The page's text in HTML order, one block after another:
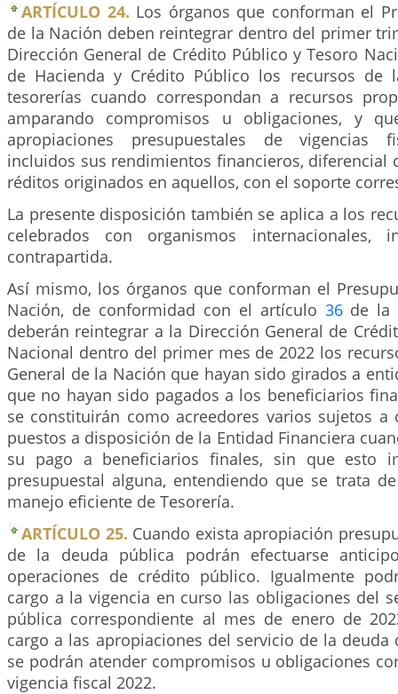
ARTÍCULO 24. Los órganos que conforman el
de la Nación deben reintegrar dentro del primer
Dirección General de Crédito Público y Tesoro
de Hacienda y Crédito Público los recursos de
tesorerías cuando correspondan a recursos
amparando compromisos u obligaciones, y
apropiaciones presupuestales de vigencias
incluidos sus rendimientos financieros, diferencial
réditos originados en aquellos, con el soporte
La presente disposición también se aplica a los
celebrados con organismos internacionales,
contrapartida.
Así mismo, los órganos que conforman el
Nación, de conformidad con el artículo 36de la
deberán reintegrar a la Dirección General de
Nacional dentro del primer mes de 2022 los
General de la Nación que hayan sido girados a
que no hayan sido pagados a los beneficiarios
se constituirán como acreedores varios sujetos a
puestos a disposición de la Entidad Financiera
su pago a beneficiarios finales, sin que esto
presupuestal alguna, entendiendo que se trata
manejo eficiente de Tesorería.
ARTÍCULO 25. Cuando exista apropiación
de la deuda pública podrán efectuarse
operaciones de crédito público. Igualmente
cargo a la vigencia en curso las obligaciones del
pública correspondiente al mes de enero de
cargo a las apropiaciones del servicio de la deuda
se podrán atender compromisos u obligaciones
vigencia fiscal 2022.